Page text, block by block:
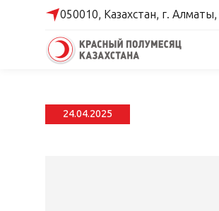
050010, Казахстан, г. Алматы,
24.04.2025